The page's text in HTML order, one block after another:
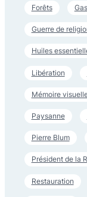
Forêts
Guerre de
Huiles
Libération
Mémoire
Paysanne
Pierre Blum
Président de la
Restauration